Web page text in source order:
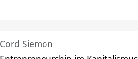
Cord Siemon